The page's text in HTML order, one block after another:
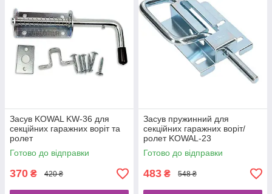
Засув KOWAL KW-36 для
секційних гаражних воріт та
ролет
Готово до відправки
370 ₴ 420 ₴
Засув пружинний для
секційних гаражних воріт/
ролет KOWAL-23
Готово до відправки
483 ₴ 548 ₴